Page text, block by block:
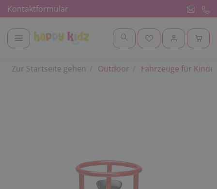
Kontaktformular
Zur Startseite gehen Outdoor Fahrzeuge für